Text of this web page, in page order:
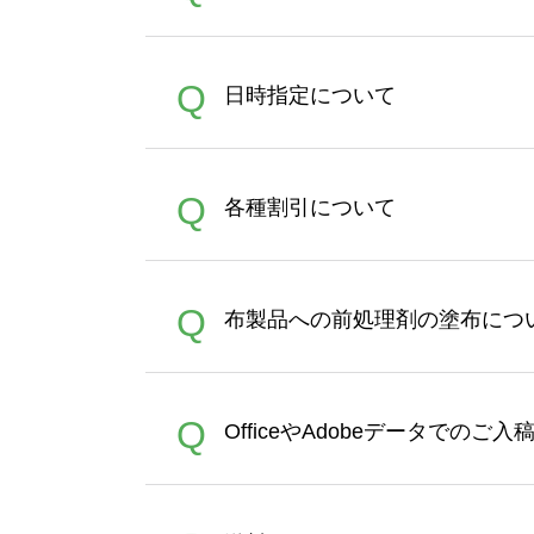
A
ン作成のお手伝いをすること
合は、デザインツールをご利
Q 日時指定について
A
者にご連絡いただき調整をお
Q 各種割引について
A
ポイントとして付与され、次
文時からご利用頂けます。ポ
れば、ランクにカウントがさ
Q 布製品への前処理剤の塗布につ
A
イト以外）のプリントは、濃
品をお届けするため、処理剤
Q OfficeやAdobeデータでのご入